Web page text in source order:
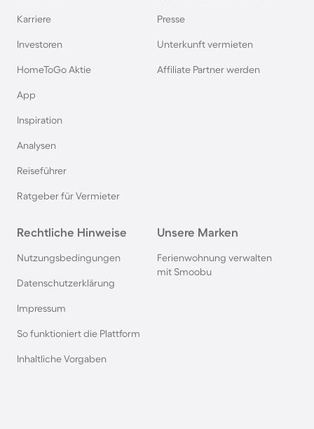
Villen in Thailand
Villen in Athen
Villen in England
Villen auf Bali
Villen in Albufeira
Karriere
Investoren
HomeToGo Aktie
App
Inspiration
Analysen
Reiseführer
Ratgeber für Vermieter
Presse
Unterkunft vermieten
Affiliate Partner werden
Rechtliche Hinweise
Nutzungsbedingungen
Datenschutzerklärung
Impressum
So funktioniert die Plattform
Inhaltliche Vorgaben
Unsere Marken
Ferienwohnung verwalten
mit Smoobu